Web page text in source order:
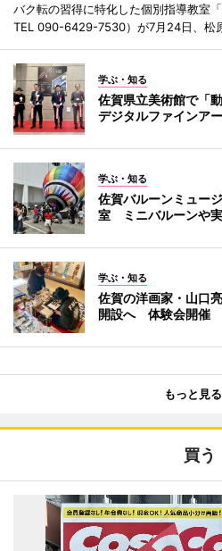
バク転の習得に特化した個別指導教室
TEL 090-6429-7530）が7月24日、松
学ぶ・知る
佐賀県立美術館で「
デジタルファインア
学ぶ・知る
佐賀バルーンミュー
室 ミニバルーンや
学ぶ・知る
佐賀の洋画家・山口
開設へ 体験会開催
もっと見る
買う